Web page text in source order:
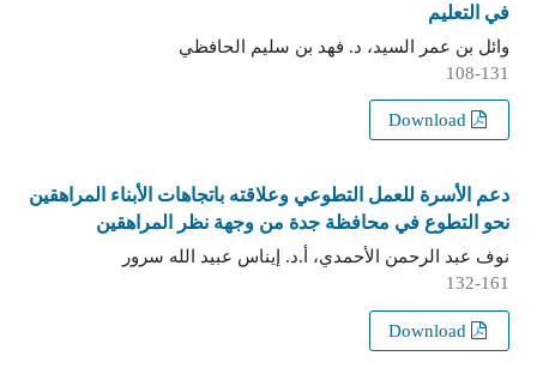
في التعليم
وائل بن عمر السيد، د. فهد بن سليم الحافظي
108-131
دعم الأسرة للعمل التطوعي وعلاقته باتجاهات الأبناء المراهقين
نحو التطوع في محافظة جدة من وجهة نظر المراهقين
نوف عبد الرحمن الأحمدي، أ.د. إيناس عبيد الله سرور
132-161